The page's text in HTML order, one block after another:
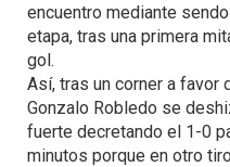
encuentro mediante
etapa, tras una primera
gol.
Así, tras un corner a favor
Gonzalo Robledo se
fuerte decretando el 1-0
minutos porque en otro